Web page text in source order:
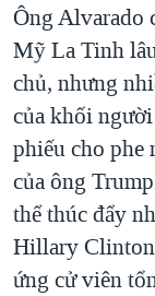
Ông Alvarado
Mỹ La Tinh
chủ, nhưng
của khối
phiếu cho phe
của ông
thể thúc đẩy
Hillary
ứng cử viên